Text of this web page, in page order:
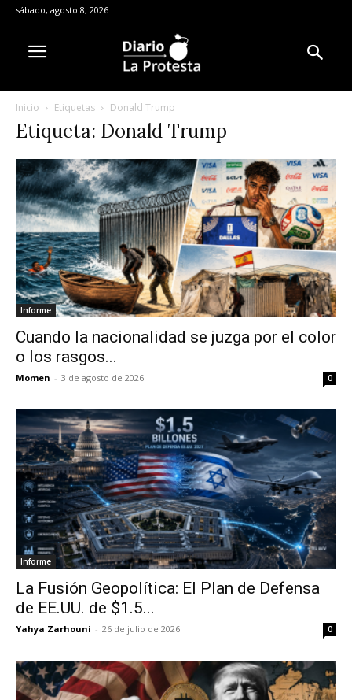
sábado, agosto 8, 2026
Inicio Etiquetas Donald Trump
Etiqueta: Donald Trump
Informe
Cuando la nacionalidad se juzga por el color
o los rasgos...
Momen - 3 de agosto de 2026 0
Informe
La Fusión Geopolítica: El Plan de Defensa
de EE.UU. de $1.5...
Yahya Zarhouni - 26 de julio de 2026 0